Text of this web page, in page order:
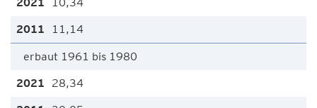
11,14
erbaut 1961 bis 1980
28,34